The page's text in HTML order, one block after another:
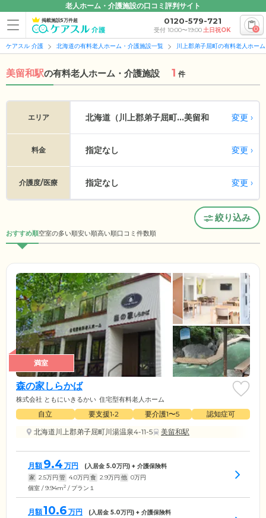
老人ホーム・介護施設の口コミ評判サイト
掲載施設5万件超 0120-579-721
受付 10:00〜19:00土日祝OK 0
ケアスル 介護 北海道の有料老人ホーム・介護施設一覧 川上郡弟子屈町の有料老人ホー
美留和駅の有料老人ホーム・介護施設 1 件
エリア 北海道（川上郡弟子屈町...美留和 変更
料金 指定なし 変更
介護度/医療 指定なし 変更
絞り込み
おすすめ順空室の多い順安い順高い順口コミ件数順
満室
森の家しらかば
株式会社 ともにいきるかい 住宅型有料老人ホーム
自立 要支援1•2 要介護1〜5
認知症可
北海道川上郡弟子屈町川湯温泉4-11-5
美留和駅
月額 9.4 万円 (入居金 5.0万円) + 介護保険料
家 2.5万円 管 4.0万円 食 2.9万円 他 0万円
個室 / 9.94m2 / プラン１
月額10.6 万円 (入居金 5.0万円) + 介護保険料